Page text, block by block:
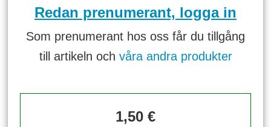
Redan prenumerant, logga in
Som prenumerant hos oss får du tillgång
till artikeln och våra andra produkter
1,50 €